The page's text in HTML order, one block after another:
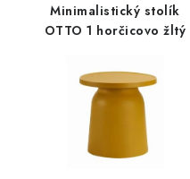
Minimalistický stolík
OTTO 1 horčicovo žltý